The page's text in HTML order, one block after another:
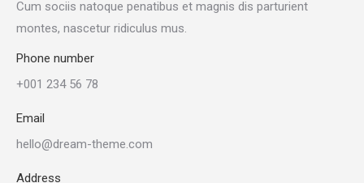
Cum sociis natoque penatibus et magnis dis parturient
montes, nascetur ridiculus mus.
Phone number
+001 234 56 78
Email
hello@dream-theme.com
Address